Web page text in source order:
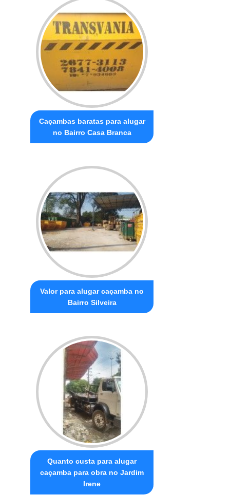
Caçambas baratas para alugar
no Bairro Casa Branca
Valor para alugar caçamba no
Bairro Silveira
Quanto custa para alugar
caçamba para obra no Jardim
Irene